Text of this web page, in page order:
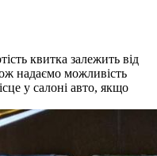
квитка залежить від
надаємо можливість
у салоні авто, якщо